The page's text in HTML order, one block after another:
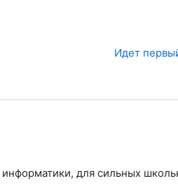
Идет
для сильных